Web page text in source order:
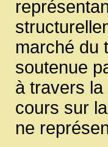
marché du
soutenue
à travers
cours sur
ne